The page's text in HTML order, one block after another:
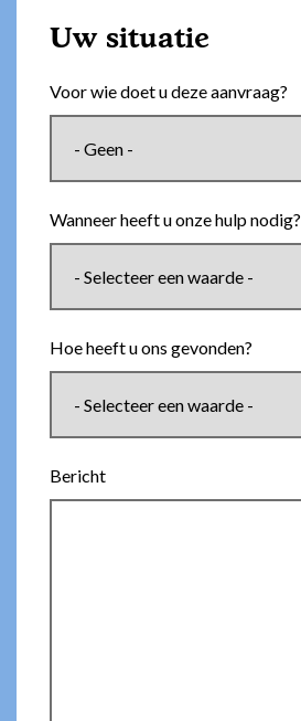
Uw situatie
Voor wie doet u deze aanvraag?
Wanneer heeft u onze hulp nodig?
Hoe heeft u ons gevonden?
Bericht